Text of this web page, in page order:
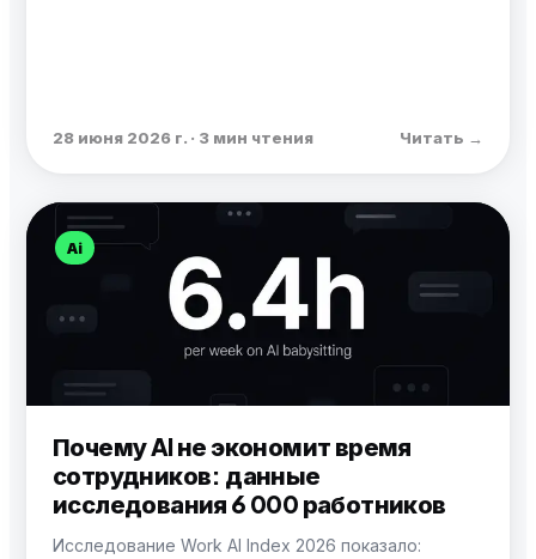
28 июня 2026 г. · 3 мин чтения Читать →
Ai
Почему AI не экономит время
сотрудников: данные
исследования 6 000 работников
Исследование Work AI Index 2026 показало: